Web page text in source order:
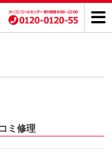
ミ修理